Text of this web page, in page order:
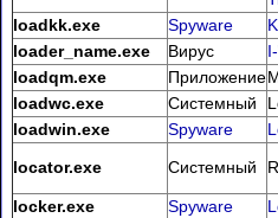
loadkk.exe
Spyware
loader_name.exe
Вирус
loadqm.exe
Приложение
loadwc.exe
Системный
loadwin.exe
Spyware
locator.exe
Системный
locker.exe Spyware